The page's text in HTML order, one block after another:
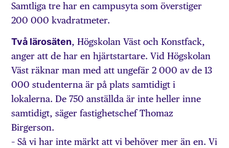
Samtliga tre har en campusyta som överstiger
200 000 kvadratmeter.
Två lärosäten, Högskolan Väst och Konstfack,
anger att de har en hjärtstartare. Vid Högskolan
Väst räknar man med att ungefär 2 000 av de 13
000 studenterna är på plats samtidigt i
lokalerna. De 750 anställda är inte heller inne
samtidigt, säger fastighetschef Thomaz
Birgerson.
– Så vi har inte märkt att vi behöver mer än en. Vi